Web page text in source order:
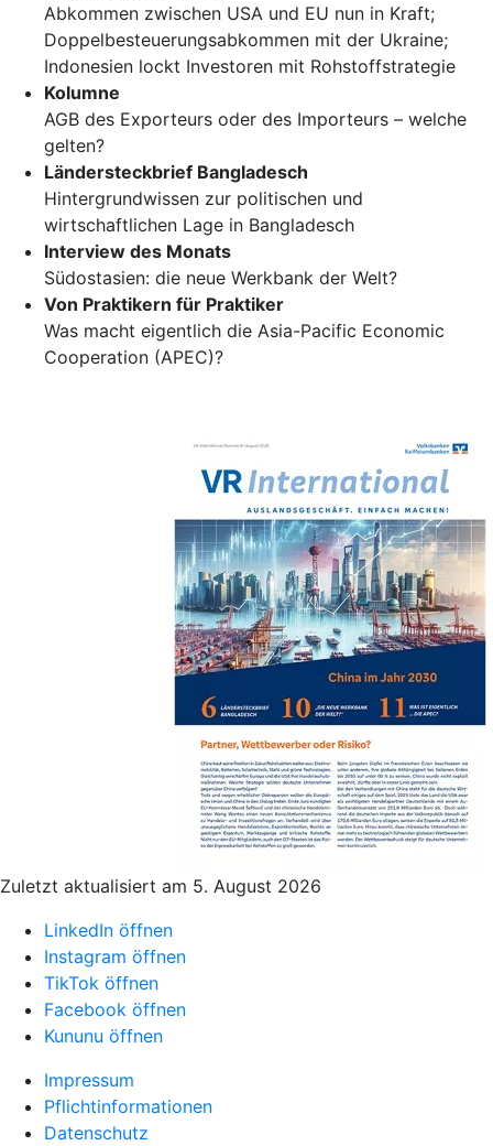
Abkommen zwischen USA und EU nun in Kraft;
Doppelbesteuerungsabkommen mit der Ukraine;
Indonesien lockt Investoren mit Rohstoffstrategie
Kolumne
AGB des Exporteurs oder des Importeurs – welche
gelten?
Ländersteckbrief Bangladesch
Hintergrundwissen zur politischen und
wirtschaftlichen Lage in Bangladesch
Interview des Monats
Südostasien: die neue Werkbank der Welt?
Von Praktikern für Praktiker
Was macht eigentlich die Asia-Pacific Economic
Cooperation (APEC)?
Zuletzt aktualisiert am 5. August 2026
LinkedIn öffnen
Instagram öffnen
TikTok öffnen
Facebook öffnen
Kununu öffnen
Impressum
Pflichtinformationen
Datenschutz